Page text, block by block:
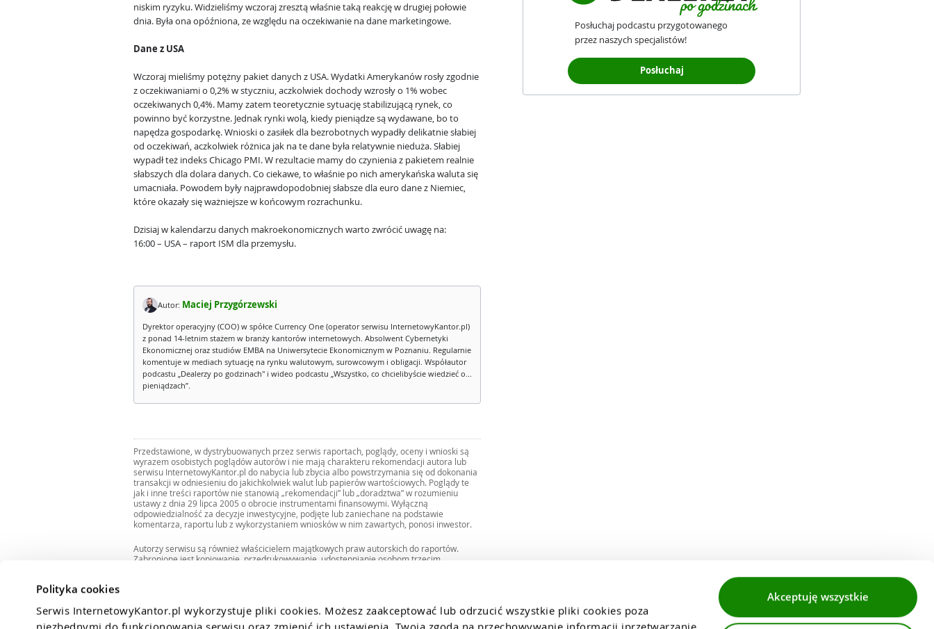
Polityka cookies
Serwis InternetowyKantor.pl wykorzystuje pliki cookies. Możesz zaakceptować lub odrzucić wszystkie pliki cookies poza
Akceptuję wszystkie
niskim ryzyku. Widzieliśmy wczoraj zresztą właśnie taką reakcję w drugiej połowie
dnia. Była ona opóźniona, ze względu na oczekiwanie na dane marketingowe.
Dane z USA
Wczoraj mieliśmy potężny pakiet danych z USA. Wydatki Amerykanów rosły zgodnie
z oczekiwaniami o 0,2% w styczniu, aczkolwiek dochody wzrosły o 1% wobec
oczekiwanych 0,4%. Mamy zatem teoretycznie sytuację stabilizującą rynek, co
powinno być korzystne. Jednak rynki wolą, kiedy pieniądze są wydawane, bo to
napędza gospodarkę. Wnioski o zasiłek dla bezrobotnych wypadły delikatnie słabiej
od oczekiwań, aczkolwiek różnica jak na te dane była relatywnie nieduża. Słabiej
wypadł też indeks Chicago PMI. W rezultacie mamy do czynienia z pakietem realnie
słabszych dla dolara danych. Co ciekawe, to właśnie po nich amerykańska waluta się
umacniała. Powodem były najprawdopodobniej słabsze dla euro dane z Niemiec,
które okazały się ważniejsze w końcowym rozrachunku.
Dzisiaj w kalendarzu danych makroekonomicznych warto zwrócić uwagę na:
16:00 – USA – raport ISM dla przemysłu.
Autor: Maciej Przygórzewski
Dyrektor operacyjny (COO) w spółce Currency One (operator serwisu InternetowyKantor.pl)
z ponad 14-letnim stażem w branży kantorów internetowych. Absolwent Cybernetyki
Ekonomicznej oraz studiów EMBA na Uniwersytecie Ekonomicznym w Poznaniu. Regularnie
komentuje w mediach sytuację na rynku walutowym, surowcowym i obligacji. Współautor
podcastu „Dealerzy po godzinach" i wideo podcastu „Wszystko, co chcielibyście wiedzieć o...
pieniądzach”.
Przedstawione, w dystrybuowanych przez serwis raportach, poglądy, oceny i wnioski są
wyrazem osobistych poglądów autorów i nie mają charakteru rekomendacji autora lub
serwisu InternetowyKantor.pl do nabycia lub zbycia albo powstrzymania się od dokonania
transakcji w odniesieniu do jakichkolwiek walut lub papierów wartościowych. Poglądy te
jak i inne treści raportów nie stanowią „rekomendacji” lub „doradztwa” w rozumieniu
ustawy z dnia 29 lipca 2005 o obrocie instrumentami finansowymi. Wyłączną
odpowiedzialność za decyzje inwestycyjne, podjęte lub zaniechane na podstawie
komentarza, raportu lub z wykorzystaniem wniosków w nim zawartych, ponosi inwestor.
Autorzy serwisu są również właścicielem majątkowych praw autorskich do raportów.
Zabronione jest kopiowanie, przedrukowywanie, udostępnianie osobom trzecim
Posłuchaj podcastu przygotowanego
przez naszych specjalistów!
Posłuchaj